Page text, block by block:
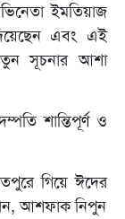
ইমতিয়াজ
এবং এই
নতুন সূচনার আশা
শান্তিপূর্ণ ও
গিয়ে ঈদের
আশফাক নিপুন